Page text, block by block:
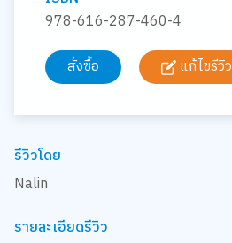
978-616-287-460-4
สั่งซื้อ
แก้ไขรีวิว
รีวิวโดย
Nalin
รายละเอียดรีวิว